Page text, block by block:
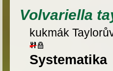
Volvariella
kukmák
Systematika